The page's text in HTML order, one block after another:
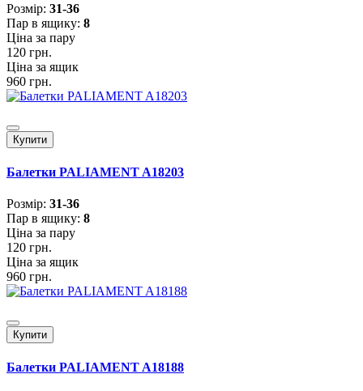
Розмiр: 31-36
Пар в ящику: 8
Ціна за пару
120 грн.
Ціна за ящик
960 грн.
Купити
Балетки PALIAMENT A18203
Розмiр: 31-36
Пар в ящику: 8
Ціна за пару
120 грн.
Ціна за ящик
960 грн.
Купити
Балетки PALIAMENT A18188